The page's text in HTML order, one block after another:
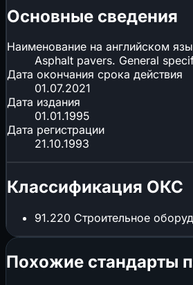
Основные сведения
Наименование на английском
Asphalt pavers. General
Дата окончания срока действия
01.07.2021
Дата издания
01.01.1995
Дата регистрации
21.10.1993
Классификация ОКС
91.220 Строительное
Похожие стандарты